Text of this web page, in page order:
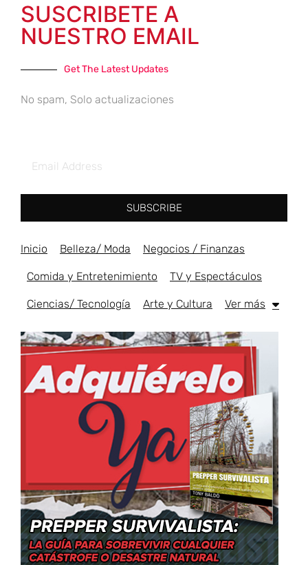
SUSCRIBETE A
NUESTRO EMAIL
Get The Latest Updates
No spam, Solo actualizaciones
SUBSCRIBE
Inicio Belleza/ Moda Negocios / Finanzas
Comida y Entretenimiento TV y Espectáculos
Ciencias/ Tecnología Arte y Cultura Ver más